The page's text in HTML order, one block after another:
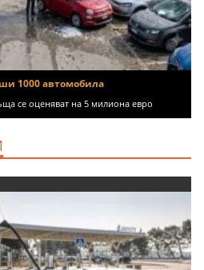
1000 автомобила
се оценяват на 5 милиона евро